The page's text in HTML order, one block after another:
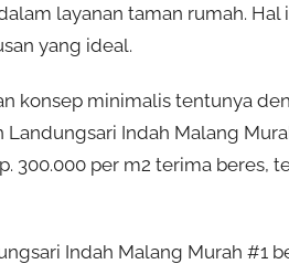
layanan taman rumah.
yang ideal.
konsep minimalis tentunya
Landungsari Indah Malang
300.000 per m2 terima beres,
Indah Malang Murah #1